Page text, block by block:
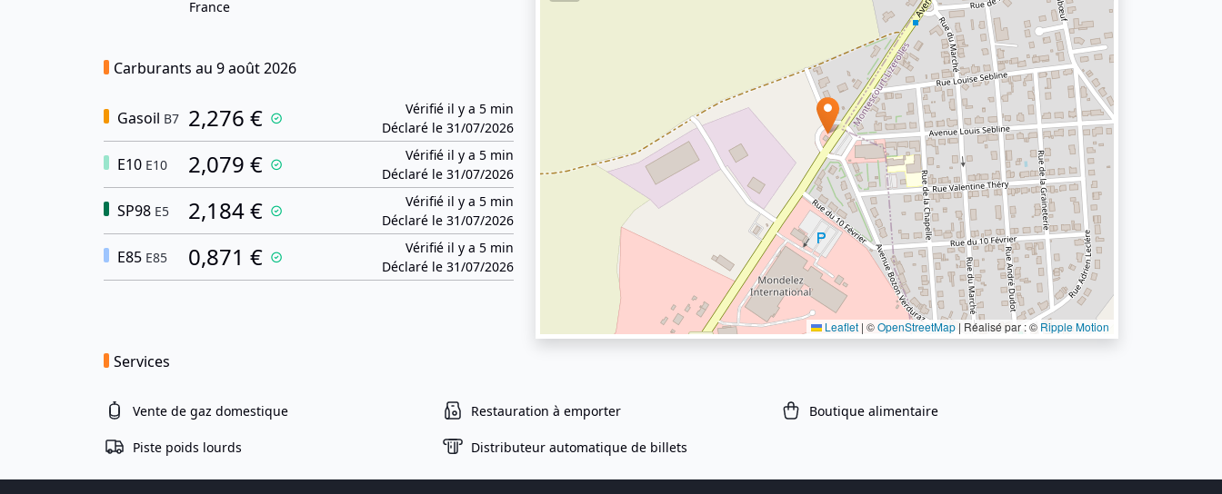
France
Carburants au 9 août 2026
Gasoil B7 2,276 €
Vérifié il y a 5 min
Déclaré le 31/07/2026
E10 E10 2,079 €
Vérifié il y a 5 min
Déclaré le 31/07/2026
SP98 E5 2,184 €
Vérifié il y a 5 min
Déclaré le 31/07/2026
E85 E85 0,871 €
Vérifié il y a 5 min
Déclaré le 31/07/2026
Leaflet | ©OpenStreetMap | Réalisé par : © Ripple Motion
Services
Vente de gaz domestique Restauration à emporter Boutique alimentaire
Piste poids lourds Distributeur automatique de billets